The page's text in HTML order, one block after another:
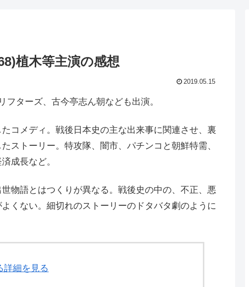
植木等主演の感想
2019.05.15
ターズ、古今亭志ん朝なども出演。
コメディ。戦後日本史の主な出来事に関連させ、裏
ストーリー。特攻隊、闇市、パチンコと朝鮮特需、
成長など。
物語とはつくりが異なる。戦後史の中の、不正、悪
くない。細切れのストーリーのドタバタ劇のように
詳細を見る